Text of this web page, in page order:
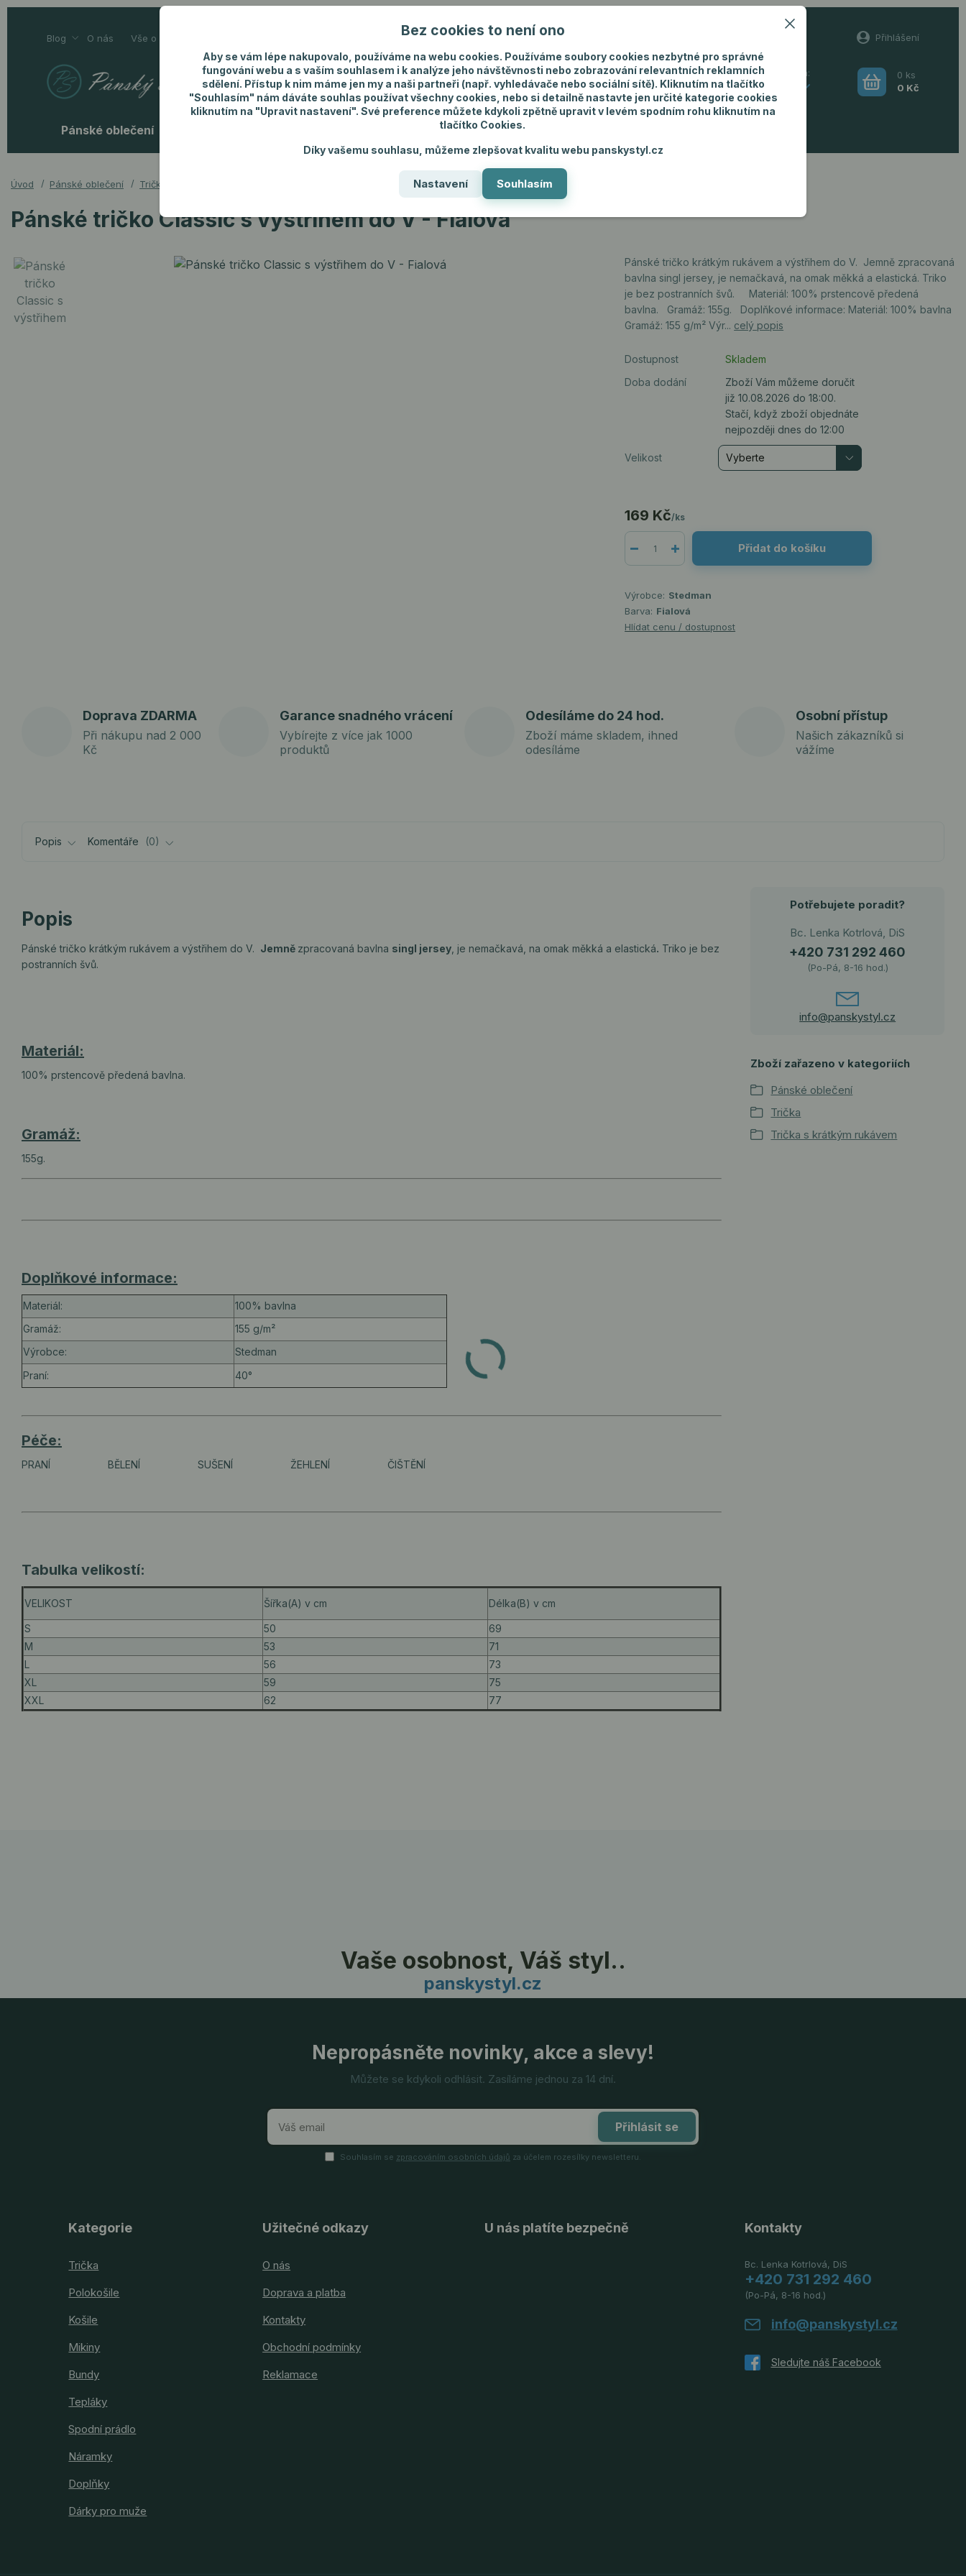
Blog O nás Vše o nákupu Nevíte si rady? Zavolejte. +420 731 292 460 Přihlášení
Hledat
0 ks
0 Kč
Pánské oblečení Pánské šperky
Úvod Pánské oblečení Trička
Pánské tričko Classic s výstřihem do V - Fialová
Pánské tričko krátkým rukávem a výstřihem do V. Jemně zpracovaná
bavlna singl jersey, je nemačkavá, na omak měkká a elastická. Triko
je bez postranních švů. Materiál: 100% prstencově předená
bavlna. Gramáž: 155g. Doplňkové informace: Materiál: 100% bavlna
Gramáž: 155 g/m² Výr... celý popis
Dostupnost
Skladem
Doba dodání
Zboží Vám můžeme doručit
již 10.08.2026 do 18:00.
Stačí, když zboží objednáte
nejpozději dnes do 12:00
Velikost
169 Kč/ks
Přidat do košíku
Výrobce: Stedman
Barva: Fialová
Hlídat cenu / dostupnost
Doprava ZDARMA
Při nákupu nad 2 000
Kč
Garance snadného vrácení
Vybírejte z více jak 1000
produktů
Odesíláme do 24 hod.
Zboží máme skladem, ihned
odesíláme
Osobní přístup
Našich zákazníků si
vážíme
Popis Komentáře 0
Popis
Pánské tričko krátkým rukávem a výstřihem do V. Jemně zpracovaná bavlna singl jersey , je nemačkavá, na omak měkká a elastická. Triko je bez
postranních švů.
Materiál:
100% prstencově předená bavlna.
Gramáž:
155g.
Doplňkové informace:
Materiál:
100% bavlna
Gramáž:
155 g/m²
Výrobce:
Stedman
Praní:
40°
Péče:
PRANÍ BĚLENÍ SUŠENÍ ŽEHLENÍ ČIŠTĚNÍ
Tabulka velikostí:
VELIKOST Šířka(A) v cm Délka(B) v cm
S 50
69
M
53
71
L
56
73
XL
59
75
XXL
62 77
Potřebujete poradit?
Bc. Lenka Kotrlová, DiS
+420 731 292 460
(Po-Pá, 8-16 hod.)
info@panskystyl.cz
Zboží zařazeno v kategoriích
Pánské oblečení
Trička
Trička s krátkým rukávem
Vaše osobnost, Váš styl..
panskystyl.cz
Nepropásněte novinky, akce a slevy!
Můžete se kdykoli odhlásit. Zasíláme jednou za 14 dní.
Přihlásit se
Souhlasím se zpracováním osobních údajů za účelem rozesílky newsletteru.
Kategorie
Trička
Polokošile
Košile
Mikiny
Bundy
Tepláky
Spodní prádlo
Náramky
Doplňky
Dárky pro muže
Užitečné odkazy
O nás
Doprava a platba
Kontakty
Obchodní podmínky
Reklamace
U nás platíte bezpečně Kontakty
Bc. Lenka Kotrlová, DiS
+420 731 292 460
(Po-Pá, 8-16 hod.)
info@panskystyl.cz
Bez cookies to není ono
Aby se vám lépe nakupovalo, používáme na webu cookies. Používáme soubory cookies nezbytné pro správné
fungování webu a s vaším souhlasem i k analýze jeho návštěvnosti nebo zobrazování relevantních reklamních
sdělení. Přístup k nim máme jen my a naši partneři (např. vyhledávače nebo sociální sítě). Kliknutím na tlačítko
"Souhlasím" nám dáváte souhlas používat všechny cookies, nebo si detailně nastavte jen určité kategorie cookies
kliknutím na "Upravit nastavení". Své preference můžete kdykoli zpětně upravit v levém spodním rohu kliknutím na
tlačítko Cookies.
Díky vašemu souhlasu, můžeme zlepšovat kvalitu webu panskystyl.cz
Nastavení Souhlasím